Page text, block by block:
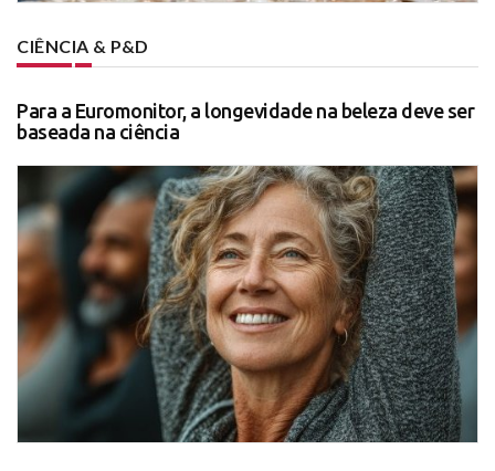
CIÊNCIA & P&D
Para a Euromonitor, a longevidade na beleza deve ser
baseada na ciência